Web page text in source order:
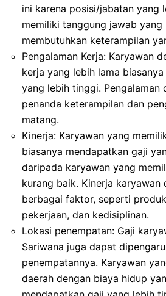
ini karena posisi/jabatan yang
memiliki tanggung jawab yang
membutuhkan keterampilan
Pengalaman Kerja: Karyawan
kerja yang lebih lama
yang lebih tinggi. Pengalaman
penanda keterampilan dan
matang.
Kinerja: Karyawan yang
biasanya mendapatkan gaji
daripada karyawan yang
kurang baik. Kinerja karyawan
berbagai faktor, seperti
pekerjaan, dan kedisiplinan.
Lokasi penempatan: Gaji
Sariwana juga dapat
penempatannya. Karyawan
daerah dengan biaya hidup